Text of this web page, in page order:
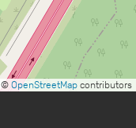
© OpenStreetMap contributors